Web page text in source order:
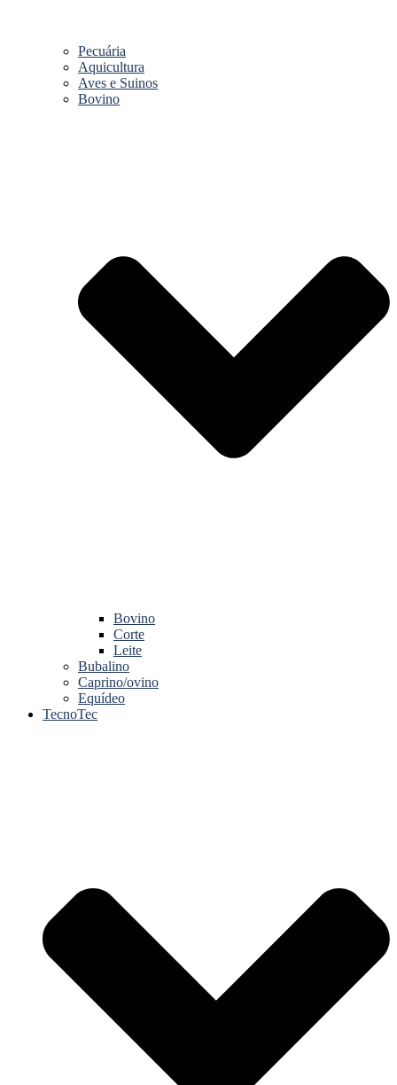
Pecuária
Aquicultura
Aves e Suinos
Bovino
Bovino
Corte
Leite
Bubalino
Caprino/ovino
Equídeo
TecnoTec